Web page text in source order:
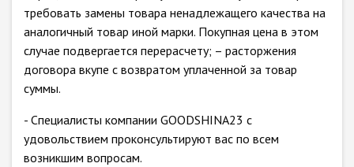
требовать замены товара ненадлежащего качества на
аналогичный товар иной марки. Покупная цена в этом
случае подвергается перерасчету; – расторжения
договора вкупе с возвратом уплаченной за товар
суммы.
- Специалисты компании GOODSHINA23 с
удовольствием проконсультируют вас по всем
возникшим вопросам.